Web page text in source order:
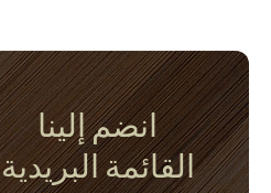
انضم إلينا
القائمة البريدية